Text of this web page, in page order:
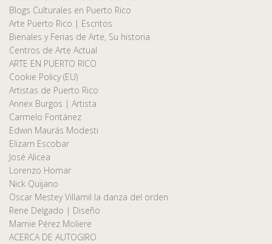
Blogs Culturales en Puerto Rico
Arte Puerto Rico | Escritos
Bienales y Ferias de Arte, Su historia
Centros de Arte Actual
ARTE EN PUERTO RICO
Cookie Policy (EU)
Artistas de Puerto Rico
Annex Burgos | Artista
Carmelo Fontánez
Edwin Maurás Modesti
Elizam Escobar
José Alicea
Lorenzo Homar
Nick Quijano
Oscar Mestey Villamil la danza del orden
Rene Delgado | Diseño
Marnie Pérez Moliere
ACERCA DE AUTOGIRO